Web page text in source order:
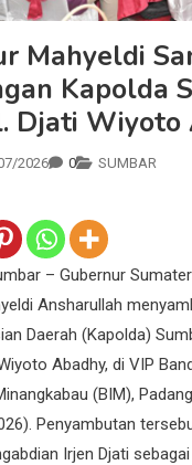
Mahyeldi
Kapolda
Djati Wiyoto
2026 0 SUMBAR
– Gubernur
Ansharullah
Daerah (Kapolda)
Abadhy, di VIP
(BIM),
Penyambutan
Irjen Djati